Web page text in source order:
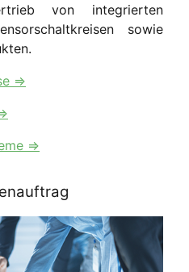
von integrierten
sowie
⇒
⇒